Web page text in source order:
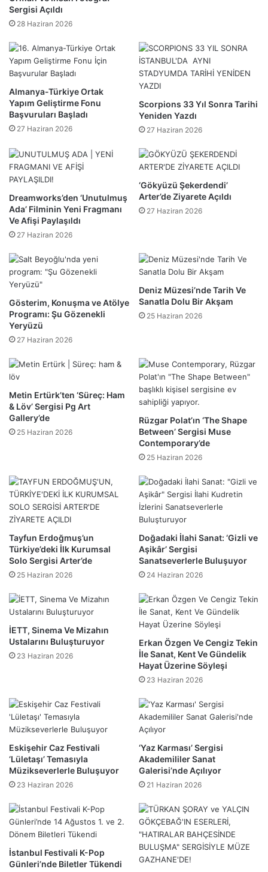
Sergisi Açıldı
28 Haziran 2026
Almanya-Türkiye Ortak
Yapım Geliştirme Fonu
Başvuruları Başladı
27 Haziran 2026
Scorpions 33 Yıl Sonra Tarihi
Yeniden Yazdı
27 Haziran 2026
Dreamworks’den ‘Unutulmuş
Ada’ Filminin Yeni Fragmanı
Ve Afişi Paylaşıldı
27 Haziran 2026
‘Gökyüzü Şekerdendi’
Arter’de Ziyarete Açıldı
27 Haziran 2026
Gösterim, Konuşma ve Atölye
Programı: Şu Gözenekli
Yeryüzü
27 Haziran 2026
Deniz Müzesi’nde Tarih Ve
Sanatla Dolu Bir Akşam
25 Haziran 2026
Metin Ertürk’ten ‘Süreç: Ham
& Löv’ Sergisi Pg Art
Gallery’de
25 Haziran 2026
Rüzgar Polat’ın ‘The Shape
Between’ Sergisi Muse
Contemporary’de
25 Haziran 2026
Tayfun Erdoğmuş’un
Türkiye’deki İlk Kurumsal
Solo Sergisi Arter’de
25 Haziran 2026
Doğadaki İlahi Sanat: ‘Gizli ve
Aşikâr’ Sergisi
Sanatseverlerle Buluşuyor
24 Haziran 2026
İETT, Sinema Ve Mizahın
Ustalarını Buluşturuyor
23 Haziran 2026
Erkan Özgen Ve Cengiz Tekin
İle Sanat, Kent Ve Gündelik
Hayat Üzerine Söyleşi
23 Haziran 2026
Eskişehir Caz Festivali
‘Lületaşı’ Temasıyla
Müzikseverlerle Buluşuyor
23 Haziran 2026
‘Yaz Karması’ Sergisi
Akademililer Sanat
Galerisi’nde Açılıyor
21 Haziran 2026
İstanbul Festivali K-Pop
Günleri’nde Biletler Tükendi